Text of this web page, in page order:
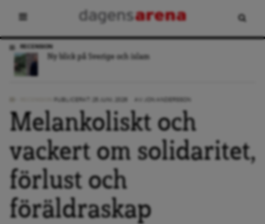
RECENSION
Ny blick på Sverige och islam
Melankoliskt och
vackert om solidaritet,
förlust och
föräldraskap